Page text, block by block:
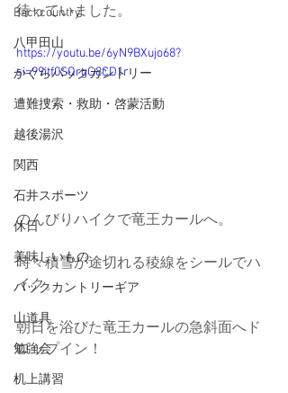
Backcountry
八甲田山
かぐらバックカントリー
遭難捜索・救助・啓蒙活動
越後湯沢
関西
石井スポーツ
休日
美味しいもの
バックカントリーギア
山道具
勉強会
机上講習
待っていました。
https://youtu.be/6yN9BXujo68?
si=99itf0SQrgG8CD1r
のんびりハイクで竜王カールへ。
時々積雪が途切れる稜線をシールでハ
イク。
朝日を浴びた竜王カールの急斜面へド
ロップイン！